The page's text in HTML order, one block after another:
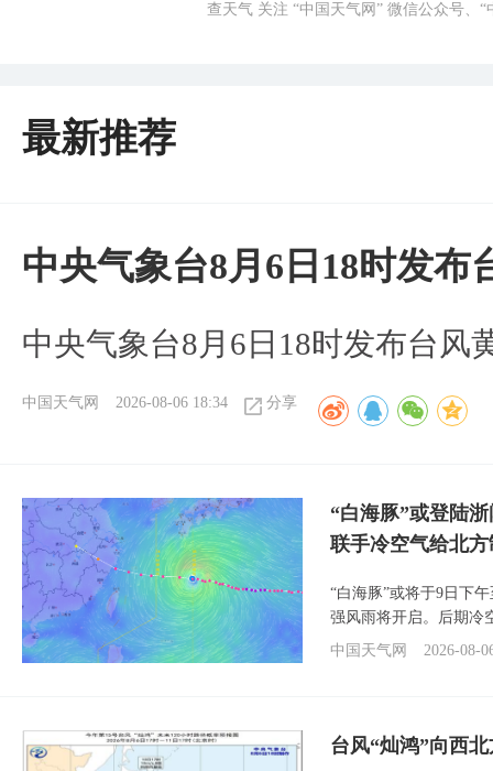
查天气 关注 “中国天气网” 微信公众号、
最新推荐
中央气象台8月6日18时发布
中央气象台8月6日18时发布台风
中国天气网 2026-08-06 18:34 分享
“白海豚”或登陆
联手冷空气给北
“白海豚”或将于9日下
强风雨将开启。后期冷
中国天气网
2026-08-
台风“灿鸿”向西